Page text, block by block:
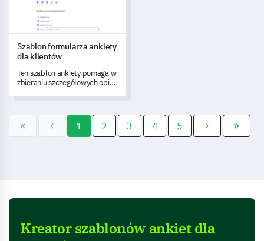
Szablon formularza ankiety
dla klientów
Ten szablon ankiety pomaga w
zbieraniu szczegółowych opinii
1 2 3 4 5
Kreator szablonów ankiet dla